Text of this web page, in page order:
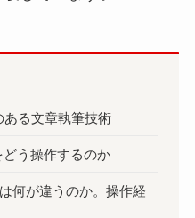
る文章執筆技術
う操作するのか
何が違うのか。操作経